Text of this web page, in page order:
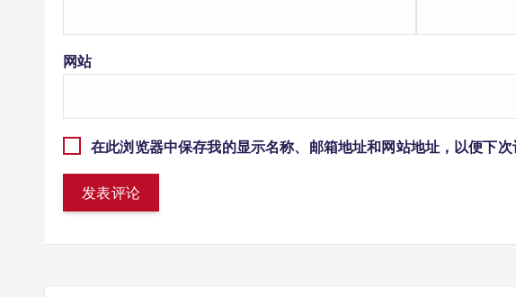
网站
在此浏览器中保存我的显示名称、邮箱地址和网站地址，以便下次